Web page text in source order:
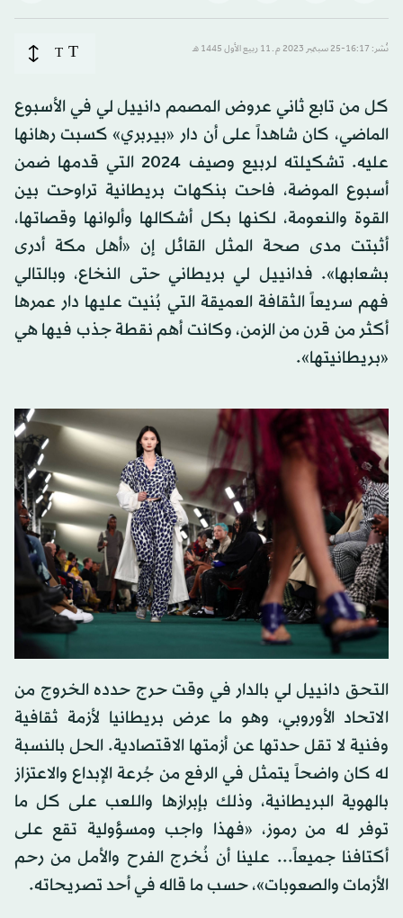
نُشر: 16:17-25 سبتمبر 2023 م ـ 11 ربيع الأول 1445 هـ T
T
كل من تابع ثاني عروض المصمم دانييل لي في الأسبوع
الماضي، كان شاهداً على أن دار «بيربري» كسبت رهانها
عليه. تشكيلته لربيع وصيف 2024 التي قدمها ضمن
أسبوع الموضة، فاحت بنكهات بريطانية تراوحت بين
القوة والنعومة، لكنها بكل أشكالها وألوانها وقصاتها،
أثبتت مدى صحة المثل القائل إن «أهل مكة أدرى
بشعابها». فدانييل لي بريطاني حتى النخاع، وبالتالي
فهم سريعاً الثقافة العميقة التي بُنيت عليها دار عمرها
أكثر من قرن من الزمن، وكانت أهم نقطة جذب فيها هي
«بريطانيتها».
التحق دانييل لي بالدار في وقت حرج حدده الخروج من
الاتحاد الأوروبي، وهو ما عرض بريطانيا لأزمة ثقافية
وفنية لا تقل حدتها عن أزمتها الاقتصادية. الحل بالنسبة
له كان واضحاً يتمثل في الرفع من جُرعة الإبداع والاعتزاز
بالهوية البريطانية، وذلك بإبرازها واللعب على كل ما
توفر له من رموز، «فهذا واجب ومسؤولية تقع على
أكتافنا جميعاً... علينا أن نُخرج الفرح والأمل من رحم
الأزمات والصعوبات»، حسب ما قاله في أحد تصريحاته.